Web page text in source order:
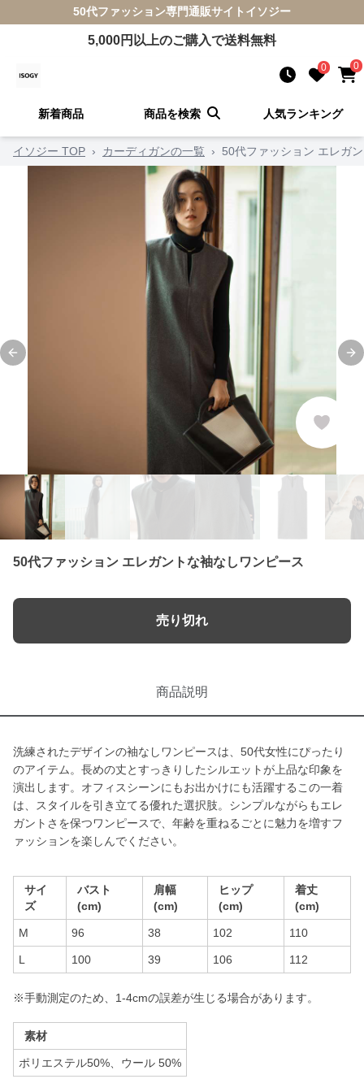
50代ファッション専門通販サイト イソジー
5,000円以上のご購入で送料無料
0 0
新着商品 商品を検索 人気ランキング
イソジー TOP › カーディガンの一覧 › 50代ファッション エレガ
Previous slide
50代ファッション エレガントな袖なしワンピース
売り切れ
商品説明
洗練されたデザインの袖なしワンピースは、50代女性にぴったり
のアイテム。長めの丈とすっきりしたシルエットが上品な印象を
演出します。オフィスシーンにもお出かけにも活躍するこの一着
は、スタイルを引き立てる優れた選択肢。シンプルながらもエレ
ガントさを保つワンピースで、年齢を重ねるごとに魅力を増すフ
ァッションを楽しんでください。
サイ
ズ
バスト
(cm)
肩幅
(cm)
ヒップ
(cm)
着丈
(cm)
M 96 38 102 110
L 100 39 106 112
※手動測定のため、1-4cmの誤差が生じる場合があります。
素材
ポリエステル50%、ウール 50%